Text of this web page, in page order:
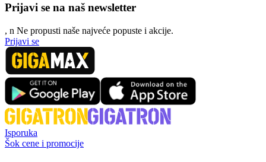
Prijavi se na naš newsletter
, n Ne propusti naše najveće popuste i akcije.
Prijavi se
Isporuka
Šok cene i promocije